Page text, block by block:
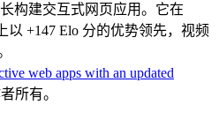
构建交互式网页应用。它在
以 +147 Elo 分的优势领先，视频
web apps with an updated
所有。